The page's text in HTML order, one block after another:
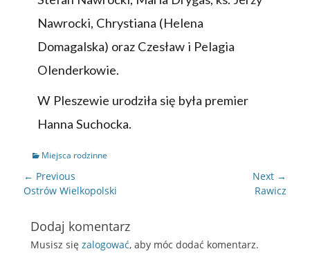
Nawrocki, Chrystiana (Helena
Domagalska) oraz Czesław i Pelagia
Olenderkowie.
W Pleszewie urodziła się była premier
Hanna Suchocka.
Miejsca rodzinne
← Previous
Ostrów Wielkopolski
Next →
Rawicz
Dodaj komentarz
Musisz się zalogować, aby móc dodać komentarz.